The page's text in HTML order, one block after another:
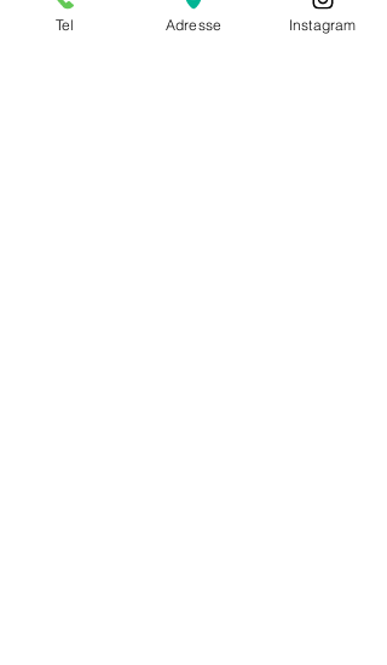
Tel Adresse Instagram